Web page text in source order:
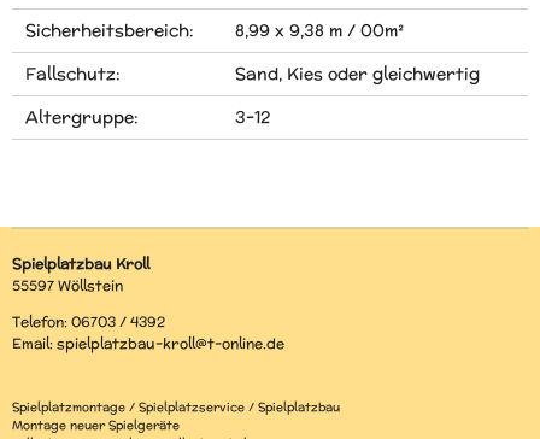
Sicherheitsbereich:
8,99 x 9,38 m / 00m²
Fallschutz:
Sand, Kies oder gleichwertig
Altergruppe:
3-12
Spielplatzbau Kroll
55597 Wöllstein
Telefon: 06703 / 4392
Email: spielplatzbau-kroll@t-online.de
Spielplatzmontage / Spielplatzservice / Spielplatzbau
Montage neuer Spielgeräte